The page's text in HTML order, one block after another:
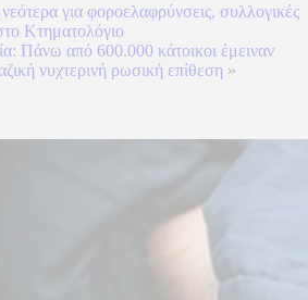
για φοροελαφρύνσεις, συλλογικές
Κτηματολόγιο
Πάνω από 600.000 κάτοικοι έμειναν
νυχτερινή ρωσική επίθεση »